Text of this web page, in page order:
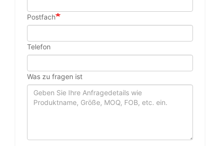
Postfach
Telefon
Was zu fragen ist